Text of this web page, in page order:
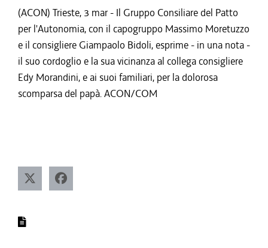
(ACON) Trieste, 3 mar - Il Gruppo Consiliare del Patto
per l'Autonomia, con il capogruppo Massimo Moretuzzo
e il consigliere Giampaolo Bidoli, esprime - in una nota -
il suo cordoglio e la sua vicinanza al collega consigliere
Edy Morandini, e ai suoi familiari, per la dolorosa
scomparsa del papà. ACON/COM